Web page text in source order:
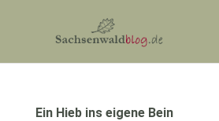
Ein Hieb ins eigene Bein